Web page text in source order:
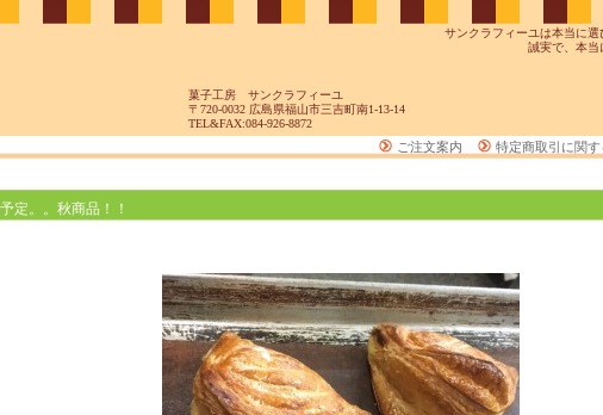
サンクラフィーユは本当に
誠実で、本当
菓子工房 サンクラフィーユ
〒720-0032 広島県福山市三吉町南1-13-14
TEL&FAX:084-926-8872
ご注文案内 特定商取引に関
定。。秋商品！！